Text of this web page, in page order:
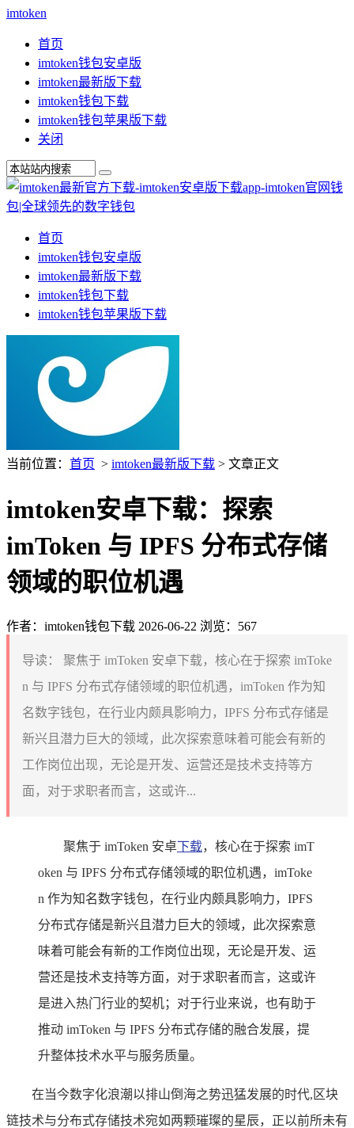
imtoken
首页
imtoken钱包安卓版
imtoken最新版下载
imtoken钱包下载
imtoken钱包苹果版下载
关闭
首页
imtoken钱包安卓版
imtoken最新版下载
imtoken钱包下载
imtoken钱包苹果版下载
当前位置： 首页 > imtoken最新版下载 > 文章正文
imtoken安卓下载：探索
imToken 与 IPFS 分布式存储
领域的职位机遇
作者：imtoken钱包下载 2026-06-22 浏览：567
导读：
聚焦于 imToken 安卓下载，核心在于探索 imToke
n 与 IPFS 分布式存储领域的职位机遇，imToken 作为知
名数字钱包，在行业内颇具影响力，IPFS 分布式存储是
新兴且潜力巨大的领域，此次探索意味着可能会有新的
工作岗位出现，无论是开发、运营还是技术支持等方
面，对于求职者而言，这或许...
聚焦于 imToken 安卓下载，核心在于探索 imT
oken 与 IPFS 分布式存储领域的职位机遇，imToke
n 作为知名数字钱包，在行业内颇具影响力，IPFS
分布式存储是新兴且潜力巨大的领域，此次探索意
味着可能会有新的工作岗位出现，无论是开发、运
营还是技术支持等方面，对于求职者而言，这或许
是进入热门行业的契机；对于行业来说，也有助于
推动 imToken 与 IPFS 分布式存储的融合发展，提
升整体技术水平与服务质量。
在当今数字化浪潮以排山倒海之势迅猛发展的时代,区块
链技术与分布式存储技术宛如两颗璀璨的星辰，正以前所未有